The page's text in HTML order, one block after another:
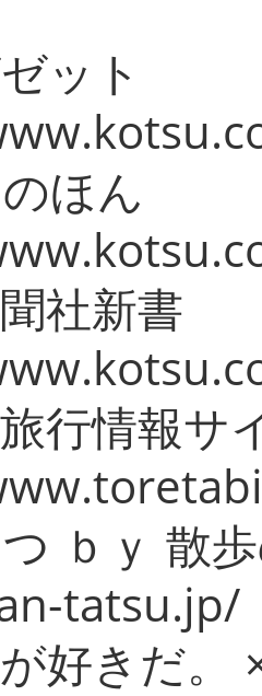
ット
ほん
社新書
行情報サ
ｂｙ 散
tatsu.jp/
好きだ。